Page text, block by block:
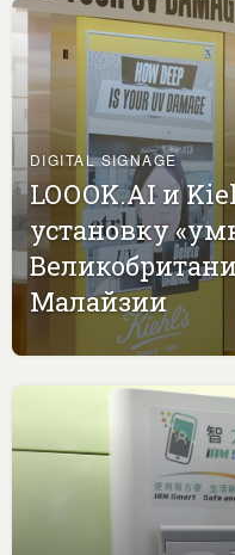
DIGITAL SIGNAGE
LOOOK.AI и
установку
Малайзии